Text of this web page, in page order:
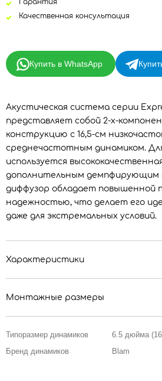
Гарантия
Качественная консультация
Купить в WhatsApp
Акустическая система серии
представляет собой 2-х-
конструкцию с 16,5-см
среднечастотным динамиком.
используется
дополнительным демпфирующим
диффузор обладает повышенной
надежностью, что делает его
даже для экстремальных условий.
Характеристики
Монтажные размеры
Типоразмер динамиков
6.5 дюйма
Бренд динамиков
Blam